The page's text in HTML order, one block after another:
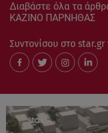
Διαβάστε όλα τα
ΚΑΖΙΝΟ ΠΑΡΝΗΘΑΣ
Συντονίσου στο star.gr